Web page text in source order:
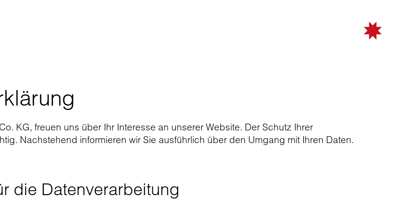
KG, freuen uns über Ihr Interesse an unserer Website. Der Schutz Ihrer
Nachstehend informieren wir Sie ausführlich über den Umgang mit Ihren Daten.
die Datenverarbeitung